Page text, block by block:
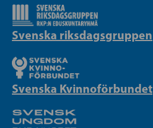
Svenska riksdagsgruppen
Svenska Kvinnoförbundet